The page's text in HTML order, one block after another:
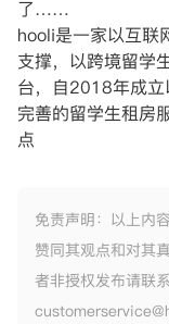
了……
hooli是一家以互联
支撑，以跨境留学
台，自2018年成
完善的留学生租房
点
免责声明：以上内
赞同其观点和对其
者非授权发布请联